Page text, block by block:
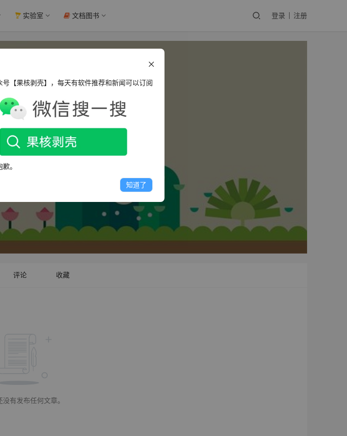
实验室 文档图书 登录 注册
评论 收藏
有发布任何文章。
【果核剥壳】，每天有软件推荐和新闻可以订阅
。
知道了